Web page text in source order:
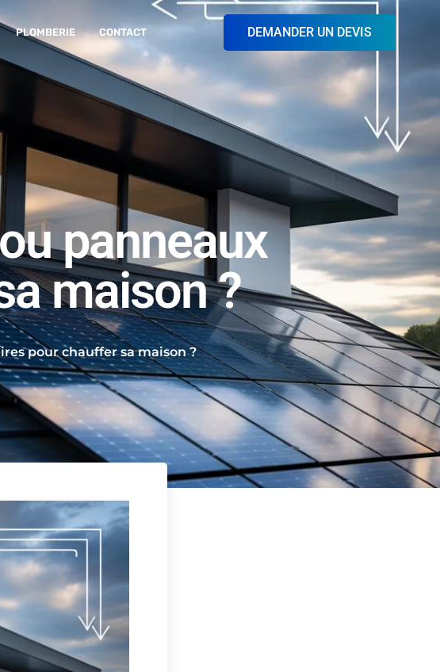
PLOMBERIE CONTACT DEMANDER UN DEVIS
panneaux
maison ?
pour chauffer sa maison ?